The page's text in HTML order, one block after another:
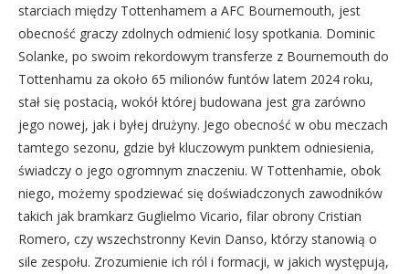
starciach między Tottenhamem a AFC Bournemouth, jest
obecność graczy zdolnych odmienić losy spotkania. Dominic
Solanke, po swoim rekordowym transferze z Bournemouth do
Tottenhamu za około 65 milionów funtów latem 2024 roku,
stał się postacią, wokół której budowana jest gra zarówno
jego nowej, jak i byłej drużyny. Jego obecność w obu meczach
tamtego sezonu, gdzie był kluczowym punktem odniesienia,
świadczy o jego ogromnym znaczeniu. W Tottenhamie, obok
niego, możemy spodziewać się doświadczonych zawodników
takich jak bramkarz Guglielmo Vicario, filar obrony Cristian
Romero, czy wszechstronny Kevin Danso, którzy stanowią o
sile zespołu. Zrozumienie ich ról i formacji, w jakich występują,